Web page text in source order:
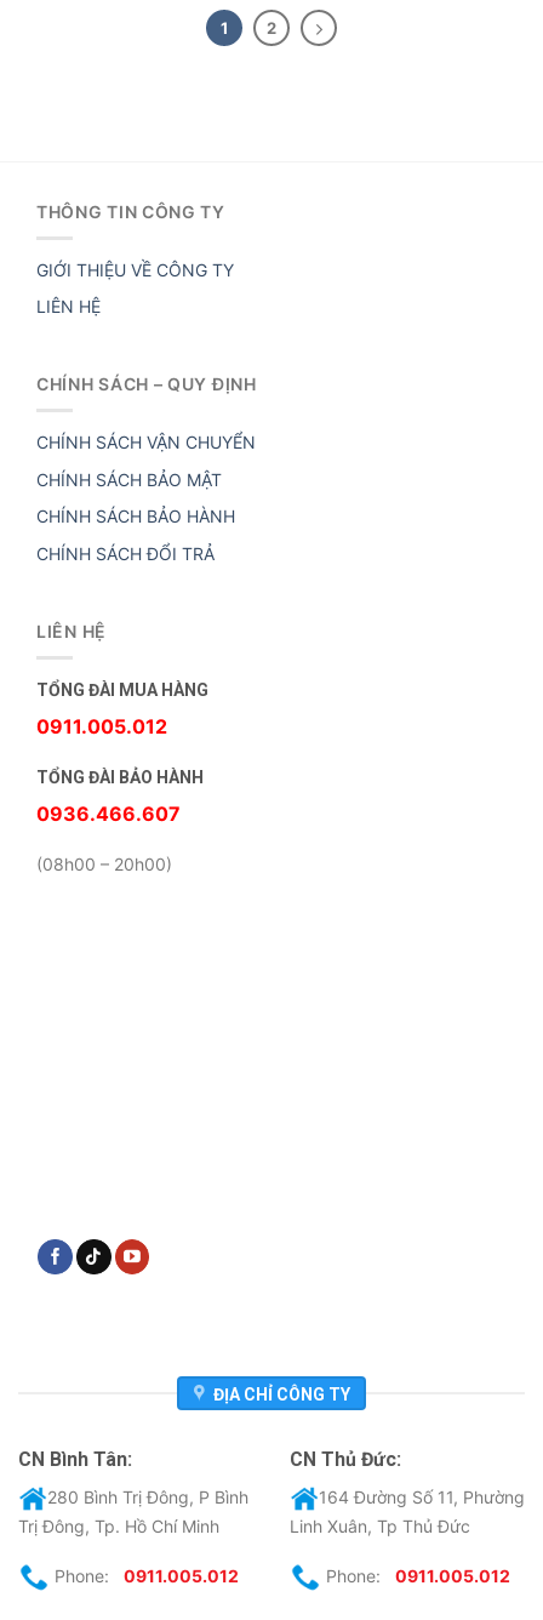
1 2
THÔNG TIN CÔNG TY
GIỚI THIỆU VỀ CÔNG TY
LIÊN HỆ
CHÍNH SÁCH – QUY ĐỊNH
CHÍNH SÁCH VẬN CHUYỂN
CHÍNH SÁCH BẢO MẬT
CHÍNH SÁCH BẢO HÀNH
CHÍNH SÁCH ĐỔI TRẢ
LIÊN HỆ
TỔNG ĐÀI MUA HÀNG
0911.005.012
TỔNG ĐÀI BẢO HÀNH
0936.466.607
(08h00 – 20h00)
ĐỊA CHỈ CÔNG TY
CN Bình Tân:
280 Bình Trị Đông, P Bình
Trị Đông, Tp. Hồ Chí Minh
Phone: 0911.005.012
CN Thủ Đức:
164 Đường Số 11, Phường
Linh Xuân, Tp Thủ Đức
Phone: 0911.005.012